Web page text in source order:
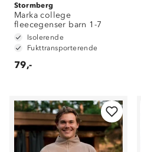
Stormberg
Marka college
fleecegenser barn 1-7
Isolerende
Fukttransporterende
79,-